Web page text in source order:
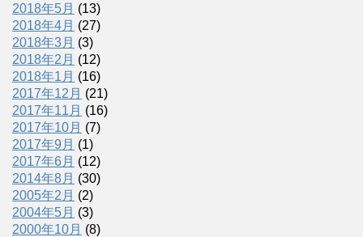
2018年5月 (13)
2018年4月 (27)
2018年3月 (3)
2018年2月 (12)
2018年1月 (16)
2017年12月 (21)
2017年11月 (16)
2017年10月 (7)
2017年9月 (1)
2017年6月 (12)
2014年8月 (30)
2005年2月 (2)
2004年5月 (3)
2000年10月 (8)